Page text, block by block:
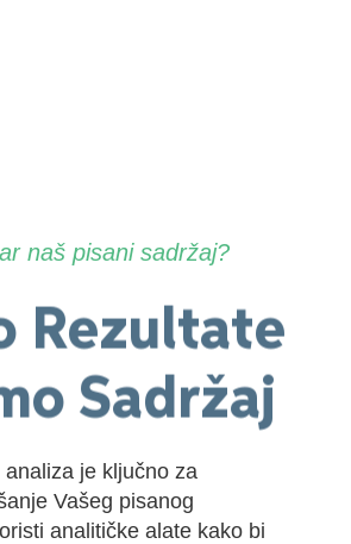
naš pisani sadržaj?
Rezultate
Sadržaj
je ključno za
Vašeg pisanog
analitičke alate kako bi